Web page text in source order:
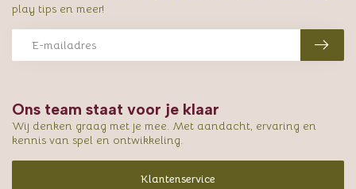
Ons team staat voor je klaar
Wij denken graag met je mee. Met aandacht, ervaring en
kennis van spel en ontwikkeling.
Klantenservice
play tips en meer!